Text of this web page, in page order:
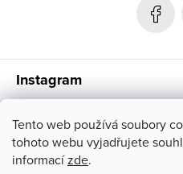
Tento web používá soubory
tohoto webu vyjadřujete
informacízde.
Instagram
Informace pro vás